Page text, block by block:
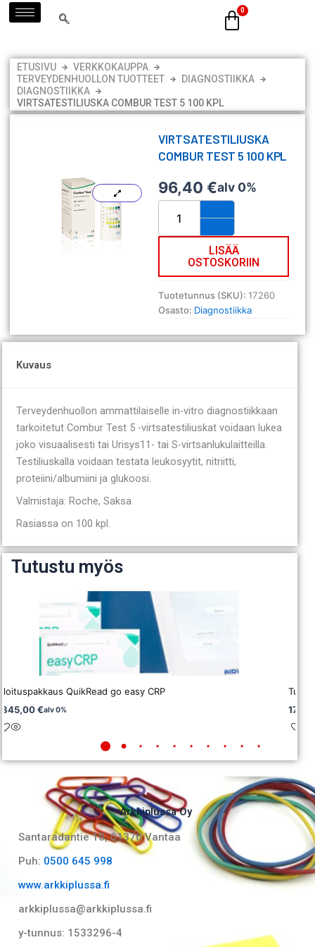
Siirry
sisältöön
ETUSIVU
VERKKOKAUPPA
TERVEYDENHUOLLON TUOTTEET
DIAGNOSTIIKKA
DIAGNOSTIIKKA
VIRTSATESTILIUSKA COMBUR TEST 5 100 KPL
VIRTSATESTILIUSKA
COMBUR TEST 5 100 KPL
96,40€alv 0%
Virtsatestiliuska
Combur
Test
kpl
määrä
LISÄÄ
OSTOSKORIIN
Tuotetunnus (SKU):17260
Osasto: Diagnostiikka
Kuvaus
Terveydenhuollon ammattilaiselle in-vitro diagnostiikkaan
tarkoitetut Combur Test 5 -virtsatestiliuskat voidaan lukea
joko visuaalisesti tai Urisys11- tai S-virtsanlukulaitteilla.
Testiliuskalla voidaan testata leukosyytit, nitriitti,
proteiini/albumiini ja glukoosi.
Valmistaja: Roche, Saksa
Rasiassa on 100 kpl.
Tutustu myös
QuikRead go easy CRP
€alv 0%
17,20
Arkkiplussa Oy
Santaradantie 10, 01370 Vantaa​
Puh: 0500 645 998
www.arkkiplussa.fi
arkkiplussa@arkkiplussa.fi
y-tunnus: 1533296-4